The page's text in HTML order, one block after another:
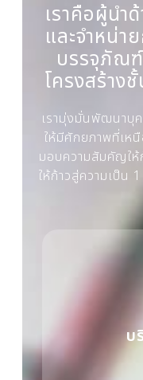
เราคือผู้นำ
และจำหน่
บรรจุภัณ
โครงสร้าง
เรามุ่งมั่นพัฒนาบุ
ให้มีศักยภาพที่เห
มอบความสัมคัญใ
ให้ก้าวสู่ความเป็น
บ